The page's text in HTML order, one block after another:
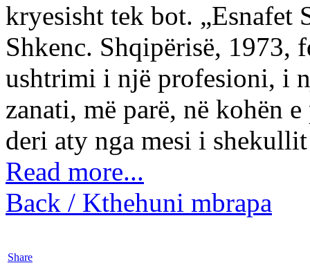
kryesisht tek bot. „Esnafet
Shkenc. Shqipërisë,
ushtrimi i një profesioni, i
zanati, më parë, në kohën
deri aty nga mesi i
Read more...
Back / Kthehuni mbrapa
Share